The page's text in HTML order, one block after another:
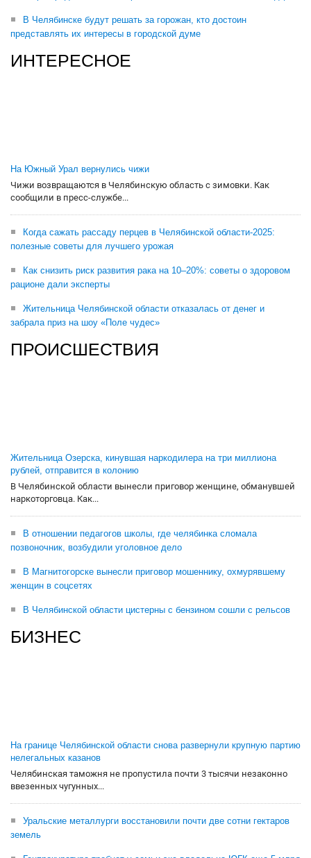
В Челябинске будут решать за горожан, кто достоин
представлять их интересы в городской думе
ИНТЕРЕСНОЕ
На Южный Урал вернулись чижи
Чижи возвращаются в Челябинскую область с зимовки. Как
сообщили в пресс-службе...
Когда сажать рассаду перцев в Челябинской области-2025:
полезные советы для лучшего урожая
Как снизить риск развития рака на 10–20%: советы о здоровом
рационе дали эксперты
Жительница Челябинской области отказалась от денег и
забрала приз на шоу «Поле чудес»
ПРОИСШЕСТВИЯ
Жительница Озерска, кинувшая наркодилера на три миллиона
рублей, отправится в колонию
В Челябинской области вынесли приговор женщине, обманувшей
наркоторговца. Как...
В отношении педагогов школы, где челябинка сломала
позвоночник, возбудили уголовное дело
В Магнитогорске вынесли приговор мошеннику, охмурявшему
женщин в соцсетях
В Челябинской области цистерны с бензином сошли с рельсов
БИЗНЕС
На границе Челябинской области снова развернули крупную партию
нелегальных казанов
Челябинская таможня не пропустила почти 3 тысячи незаконно
ввезенных чугунных...
Уральские металлурги восстановили почти две сотни гектаров
земель